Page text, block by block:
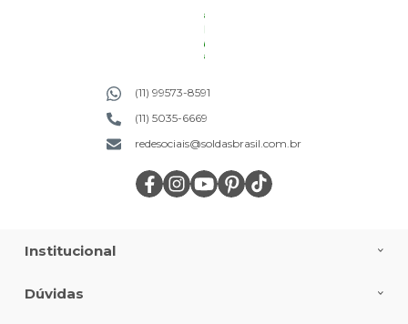
(11) 99573-8591
(11) 5035-6669
redesociais@soldasbrasil.com.br
Institucional
Dúvidas